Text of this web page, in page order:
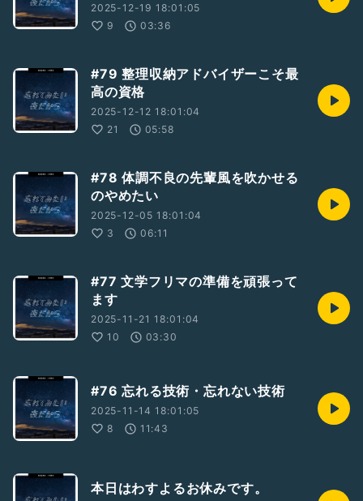
2025-12-19 18:01:05
9
03:36
#79 整理収納アドバイザーこそ最
高の資格
2025-12-12 18:01:04
21
05:58
#78 体調不良の先輩風を吹かせる
のやめたい
2025-12-05 18:01:04
3
06:11
#77 文学フリマの準備を頑張って
ます
2025-11-21 18:01:04
10
03:30
#76 忘れる技術・忘れない技術
2025-11-14 18:01:05
8
11:43
本日はわすよるお休みです。